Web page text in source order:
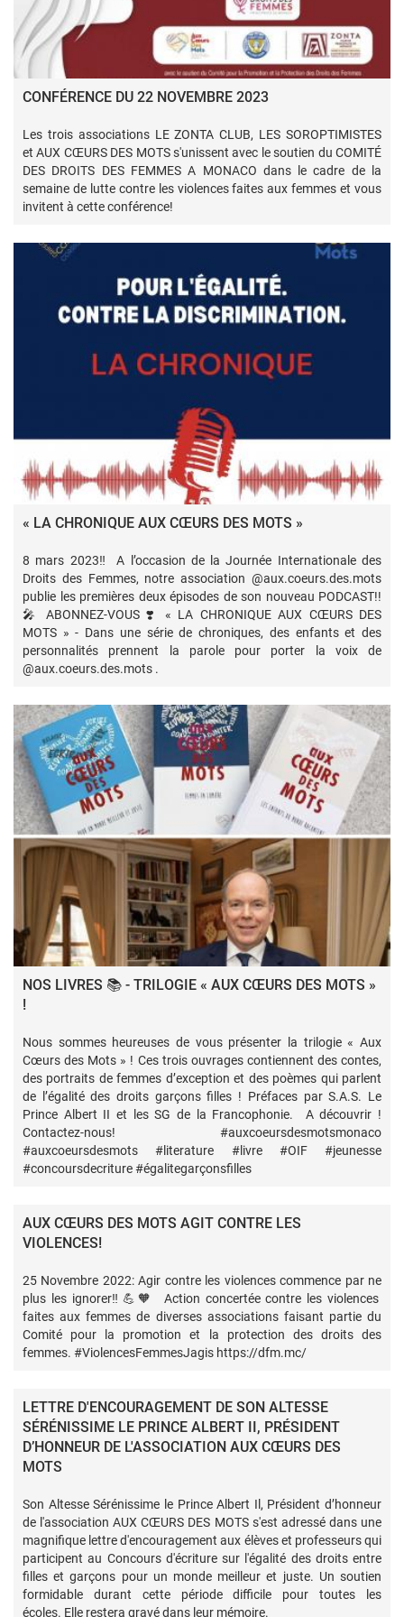
CONFÉRENCE DU 22 NOVEMBRE 2023
Les trois associations LE ZONTA CLUB, LES SOROPTIMISTES
et AUX CŒURS DES MOTS s'unissent avec le soutien du COMITÉ
DES DROITS DES FEMMES A MONACO dans le cadre de la
semaine de lutte contre les violences faites aux femmes et vous
invitent à cette conférence!
« LA CHRONIQUE AUX CŒURS DES MOTS »
8 mars 2023‼️ A l’occasion de la Journée Internationale des
Droits des Femmes, notre association @aux.coeurs.des.mots
publie les premières deux épisodes de son nouveau PODCAST!!
🎤 ABONNEZ-VOUS ❣️ « LA CHRONIQUE AUX CŒURS DES
MOTS » - Dans une série de chroniques, des enfants et des
personnalités prennent la parole pour porter la voix de
@aux.coeurs.des.mots .
NOS LIVRES 📚 - TRILOGIE « AUX CŒURS DES MOTS »
!
Nous sommes heureuses de vous présenter la trilogie « Aux
Cœurs des Mots » ! Ces trois ouvrages contiennent des contes,
des portraits de femmes d’exception et des poèmes qui parlent
de l’égalité des droits garçons filles ! Préfaces par S.A.S. Le
Prince Albert II et les SG de la Francophonie. A découvrir !
Contactez-nous! #auxcoeursdesmotsmonaco
#auxcoeursdesmots #literature #livre #OIF #jeunesse
#concoursdecriture #égalitegarçonsfilles
AUX CŒURS DES MOTS AGIT CONTRE LES
VIOLENCES!
25 Novembre 2022: Agir contre les violences commence par ne
plus les ignorer‼️💪🧡 Action concertée contre les violences
faites aux femmes de diverses associations faisant partie du
Comité pour la promotion et la protection des droits des
femmes. #ViolencesFemmesJagis https://dfm.mc/
LETTRE D'ENCOURAGEMENT DE SON ALTESSE
SÉRÉNISSIME LE PRINCE ALBERT II, PRÉSIDENT
D’HONNEUR DE L'ASSOCIATION AUX CŒURS DES
MOTS
Son Altesse Sérénissime le Prince Albert Il, Président d’honneur
de l'association AUX CŒURS DES MOTS s'est adressé dans une
magnifique lettre d'encouragement aux élèves et professeurs qui
participent au Concours d'écriture sur l'égalité des droits entre
filles et garçons pour un monde meilleur et juste. Un soutien
formidable durant cette période difficile pour toutes les
écoles. Elle restera gravé dans leur mémoire.